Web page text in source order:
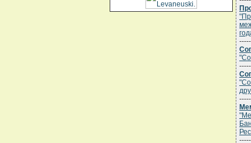
-----
-----
-----
-----